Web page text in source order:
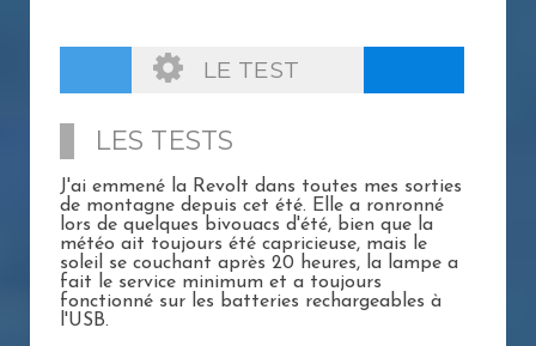
LE TEST
LES TESTS
J'ai emmené la Revolt dans toutes mes sorties
de montagne depuis cet été. Elle a ronronné
lors de quelques bivouacs d'été, bien que la
météo ait toujours été capricieuse, mais le
soleil se couchant après 20 heures, la lampe a
fait le service minimum et a toujours
fonctionné sur les batteries rechargeables à
l'USB.